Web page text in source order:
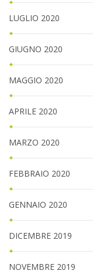
LUGLIO 2020
GIUGNO 2020
MAGGIO 2020
APRILE 2020
MARZO 2020
FEBBRAIO 2020
GENNAIO 2020
DICEMBRE 2019
NOVEMBRE 2019